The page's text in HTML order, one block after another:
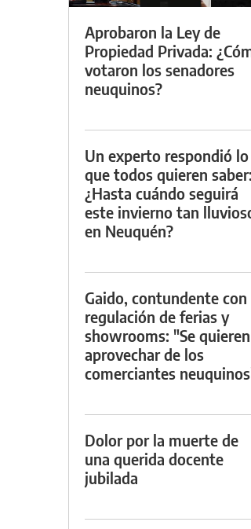
Aprobaron la Ley de
Propiedad Privada:
votaron los senadores
neuquinos?
Un experto respondió lo
que todos quieren saber:
¿Hasta cuándo seguirá
este invierno tan
en Neuquén?
Gaido, contundente con
regulación de ferias y
showrooms: "Se quieren
aprovechar de los
comerciantes
Dolor por la muerte de
una querida docente
jubilada